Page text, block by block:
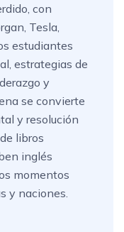
con
Tesla,
estudiantes
estrategias de
y
se convierte
y resolución
libros
inglés
momentos
y naciones.